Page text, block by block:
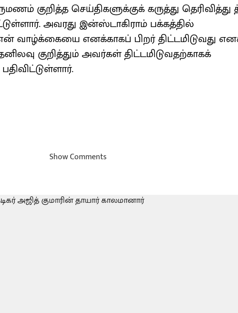
குறித்த செய்திகளுக்குக் கருத்து தெரிவித்து
அவரது இன்ஸ்டாகிராம் பக்கத்தில்
வாழ்க்கையை எனக்காகப் பிறர் திட்டமிடுவது
குறித்தும் அவர்கள் திட்டமிடுவதற்காகக்
Show Comments